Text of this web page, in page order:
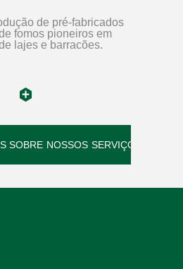
de pré-fabricados
fomos pioneiros em
lajes e barracões.
SOBRE NOSSOS SERVIÇOS